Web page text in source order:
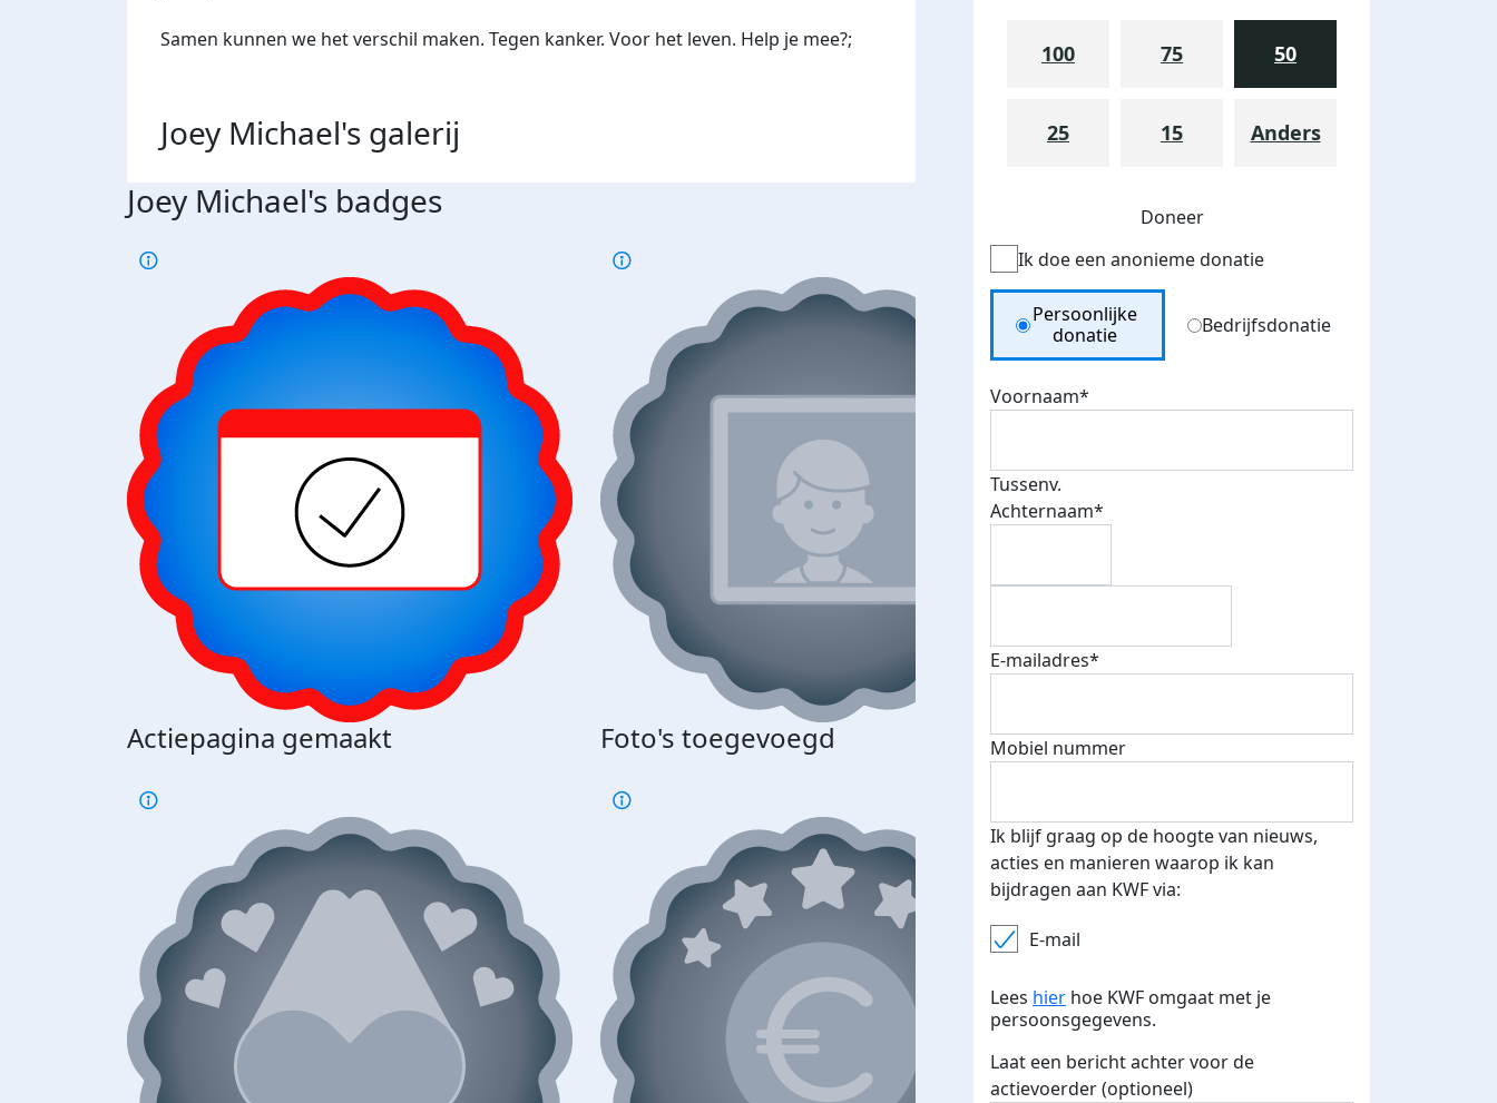
Samen kunnen we het verschil maken. Tegen kanker. Voor het leven. Help je mee?;
Joey Michael's galerij
Joey Michael's badges
Actiepagina gemaakt Foto's toegevoegd E-mails verstuurd
€500 euro opgehaald: t-shirt
verdiend
100 75 50
25 15 Anders
Doneer
Ik doe een anonieme donatie
Donation Type
Persoonlijke
donatie
Bedrijfsdonatie
Voornaam*
Tussenv.
Achternaam*
E-mailadres*
Mobiel nummer
Ik blijf graag op de hoogte van nieuws,
acties en manieren waarop ik kan
bijdragen aan KWF via:
E-mail
Lees hier hoe KWF omgaat met je
persoonsgegevens.
Laat een bericht achter voor de
actievoerder (optioneel)